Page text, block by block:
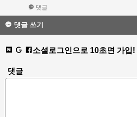
댓글
댓글 쓰기
소셜로그인으로 10초면 가입!
댓글